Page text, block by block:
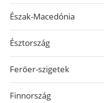
Észak-Macedónia
Észtország
Feröer-szigetek
Finnország